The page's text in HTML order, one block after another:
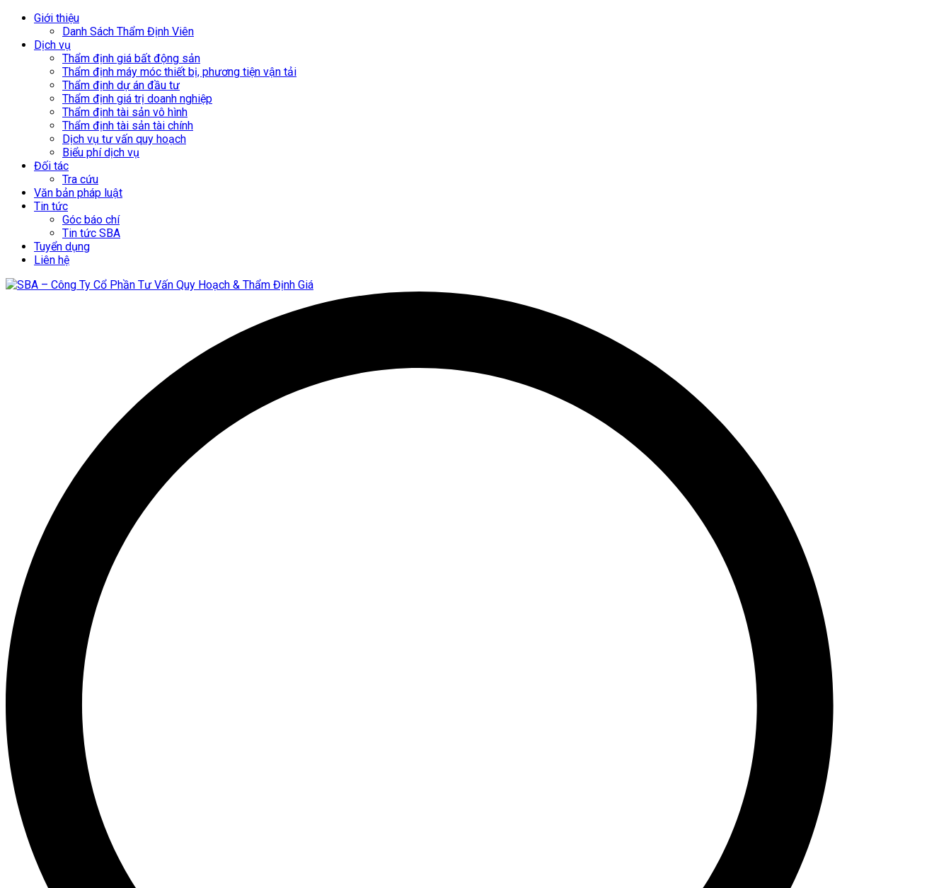
Giới thiệu
Danh Sách Thẩm Định Viên
Dịch vụ
Thẩm định giá bất động sản
Thẩm định máy móc thiết bị, phương tiện vận tải
Thẩm định dự án đầu tư
Thẩm định giá trị doanh nghiệp
Thẩm định tài sản vô hình
Thẩm định tài sản tài chính
Dịch vụ tư vấn quy hoạch
Biểu phí dịch vụ
Đối tác
Tra cứu
Văn bản pháp luật
Tin tức
Góc báo chí
Tin tức SBA
Tuyển dụng
Liên hệ